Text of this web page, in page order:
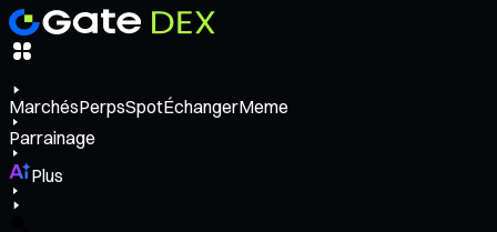
MarchésPerpsSpotÉchangerMeme
Parrainage
Plus